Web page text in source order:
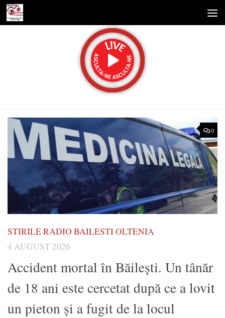
Skip to content
0
STIRILE RADIO BAILESTI OLTENIA
4 AUGUST 2026
Accident mortal în Băilești. Un tânăr
de 18 ani este cercetat după ce a lovit
un pieton și a fugit de la locul